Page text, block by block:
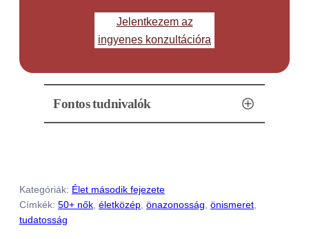
Jelentkezem az
ingyenes konzultációra
Fontos tudnivalók
Kategóriák: Élet második fejezete
Címkék: 50+ nők életközép önazonosság önismeret
tudatosság